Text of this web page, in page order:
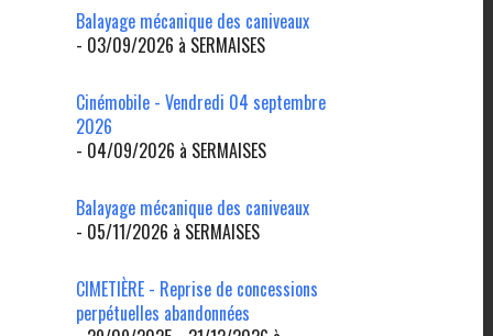
Balayage mécanique des caniveaux
- 03/09/2026 à SERMAISES
Cinémobile - Vendredi 04 septembre
2026
- 04/09/2026 à SERMAISES
Balayage mécanique des caniveaux
- 05/11/2026 à SERMAISES
CIMETIÈRE - Reprise de concessions
perpétuelles abandonnées